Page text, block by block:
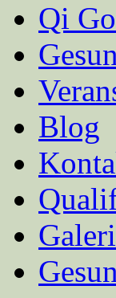
Qi
Blog